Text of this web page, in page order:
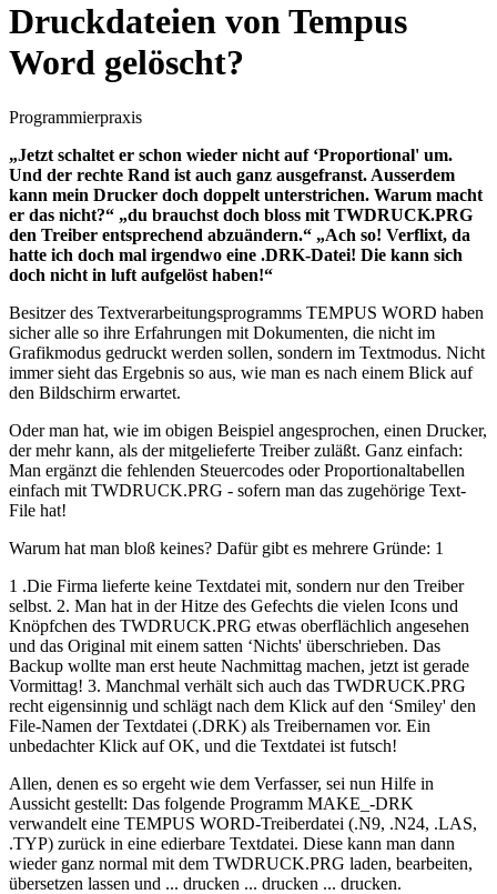
Druckdateien von Tempus
Word gelöscht?
Programmierpraxis
„Jetzt schaltet er schon wieder nicht auf ‘Proportional' um.
Und der rechte Rand ist auch ganz ausgefranst. Ausserdem
kann mein Drucker doch doppelt unterstrichen. Warum macht
er das nicht?“ „du brauchst doch bloss mit TWDRUCK.PRG
den Treiber entsprechend abzuändern.“ „Ach so! Verflixt, da
hatte ich doch mal irgendwo eine .DRK-Datei! Die kann sich
doch nicht in luft aufgelöst haben!“
Besitzer des Textverarbeitungsprogramms TEMPUS WORD haben
sicher alle so ihre Erfahrungen mit Dokumenten, die nicht im
Grafikmodus gedruckt werden sollen, sondern im Textmodus. Nicht
immer sieht das Ergebnis so aus, wie man es nach einem Blick auf
den Bildschirm erwartet.
Oder man hat, wie im obigen Beispiel angesprochen, einen Drucker,
der mehr kann, als der mitgelieferte Treiber zuläßt. Ganz einfach:
Man ergänzt die fehlenden Steuercodes oder Proportionaltabellen
einfach mit TWDRUCK.PRG - sofern man das zugehörige Text-
File hat!
Warum hat man bloß keines? Dafür gibt es mehrere Gründe: 1
1 .Die Firma lieferte keine Textdatei mit, sondern nur den Treiber
selbst. 2. Man hat in der Hitze des Gefechts die vielen Icons und
Knöpfchen des TWDRUCK.PRG etwas oberflächlich angesehen
und das Original mit einem satten ‘Nichts' überschrieben. Das
Backup wollte man erst heute Nachmittag machen, jetzt ist gerade
Vormittag! 3. Manchmal verhält sich auch das TWDRUCK.PRG
recht eigensinnig und schlägt nach dem Klick auf den ‘Smiley' den
File-Namen der Textdatei (.DRK) als Treibernamen vor. Ein
unbedachter Klick auf OK, und die Textdatei ist futsch!
Allen, denen es so ergeht wie dem Verfasser, sei nun Hilfe in
Aussicht gestellt: Das folgende Programm MAKE_-DRK
verwandelt eine TEMPUS WORD-Treiberdatei (.N9, .N24, .LAS,
.TYP) zurück in eine edierbare Textdatei. Diese kann man dann
wieder ganz normal mit dem TWDRUCK.PRG laden, bearbeiten,
übersetzen lassen und ... drucken ... drucken ... drucken.